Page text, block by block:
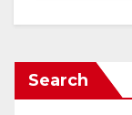
Search